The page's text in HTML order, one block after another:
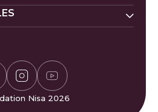
Prénoms de bébé
Bénévolat
Félicitations et plaintes
FAQ
Nisa 2026